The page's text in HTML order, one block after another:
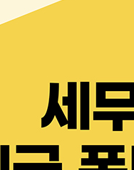
세금 돌려받기
장 만들기
금 줄이기
금 줄이기
줄이기